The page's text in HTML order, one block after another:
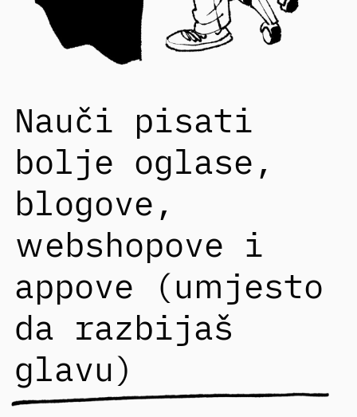
Nauči pisati
bolje oglase,
blogove,
webshopove i
appove (umjesto
da razbijaš
glavu)